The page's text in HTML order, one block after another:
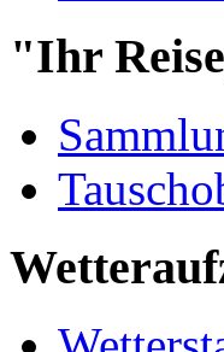
"Ihr